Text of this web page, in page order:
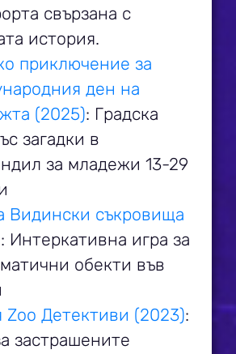
свързана с
история.
приключение за
ден на
(2025): Градска
загадки в
за младежи 13-29
Видински съкровища
: Интеркативна игра за
обекти във
Zoo Детективи (2023):
застрашените